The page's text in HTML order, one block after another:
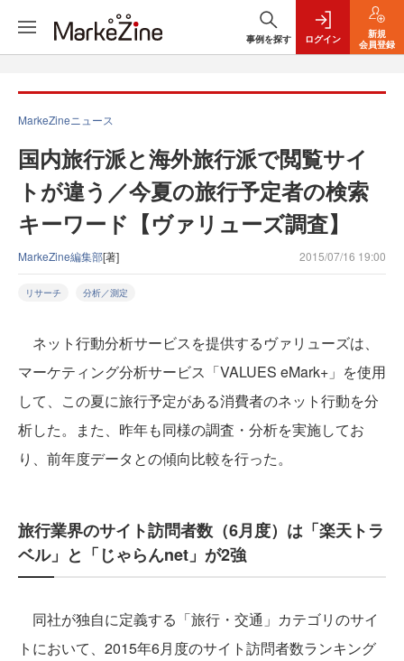
事例を探す ログイン
新規
会員登録
MarkeZineニュース
国内旅行派と海外旅行派で閲覧サイ
トが違う／今夏の旅行予定者の検索
キーワード【ヴァリューズ調査】
MarkeZine編集部[著] 2015/07/16 19:00
リサーチ 分析／測定
ネット行動分析サービスを提供するヴァリューズは、
マーケティング分析サービス「VALUES eMark+」を使用
して、この夏に旅行予定がある消費者のネット行動を分
析した。また、昨年も同様の調査・分析を実施してお
り、前年度データとの傾向比較を行った。
旅行業界のサイト訪問者数（6月度）は「楽天トラ
ベル」と「じゃらんnet」が2強
同社が独自に定義する「旅行・交通」カテゴリのサイ
トにおいて、2015年6月度のサイト訪問者数ランキング